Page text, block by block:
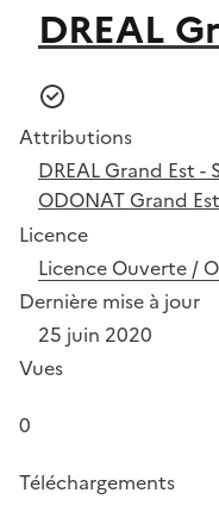
DREAL
Attributions
DREAL Grand Est
ODONAT Grand Est
Licence
Licence Ouverte /
Dernière mise à jour
25 juin 2020
Vues
0
Téléchargements